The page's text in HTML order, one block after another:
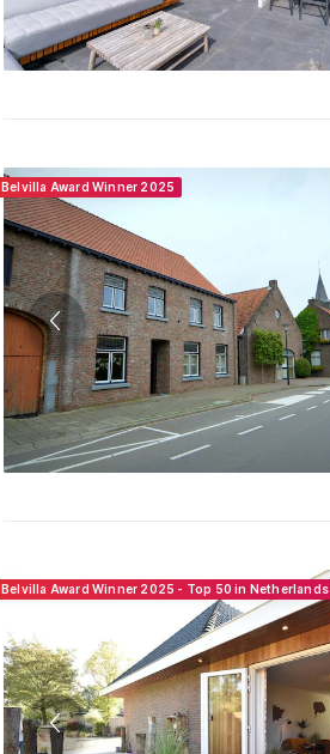
Belvilla Award Winner 2025
Belvilla Award Winner 2025 - Top 50 in Netherlands